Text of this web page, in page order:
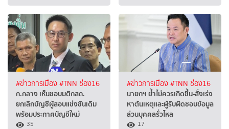
#ข่าวการเมือง#TNN ช่อง16
ก.กลาง เห็นชอบมติกสถ.
ยกเลิกบัญชีผู้สอบแข่งขันเดิม
พร้อมประกาศบัญชีใหม่
35
#ข่าวการเมือง#TNN ช่อง16
นายกฯ ย้ำไม่ควรเกิดขึ้น-สั่งเร่ง
หาต้นเหตุและผู้รับผิดชอบข้อมูล
ส่วนบุคคลรั่วไหล
17